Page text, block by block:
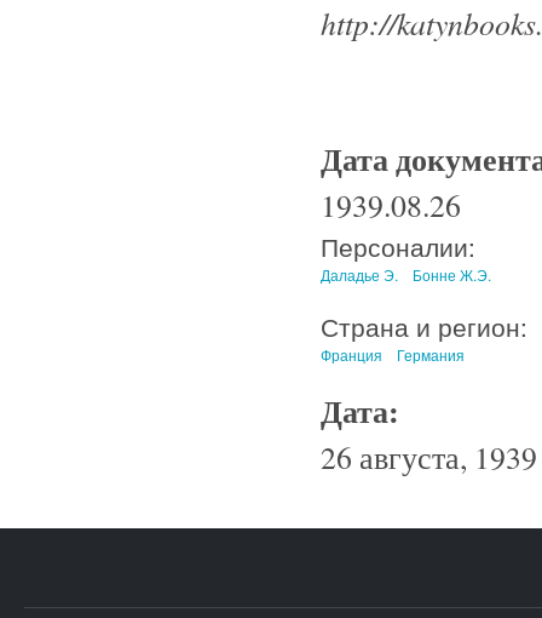
http://
Дата
1939.08.26
Персоналии:
Даладье Э. Бонне Ж.Э.
Страна и регион:
Франция Германия
Дата:
26 августа,